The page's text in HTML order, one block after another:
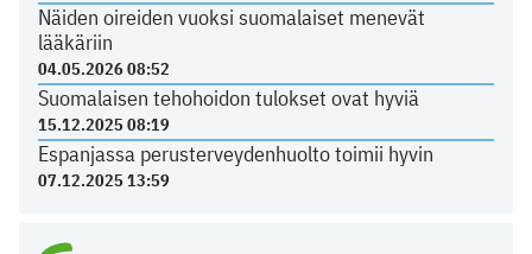
Näiden oireiden vuoksi suomalaiset menevät
lääkäriin
04.05.2026 08:52
Suomalaisen tehohoidon tulokset ovat hyviä
15.12.2025 08:19
Espanjassa perusterveydenhuolto toimii hyvin
07.12.2025 13:59